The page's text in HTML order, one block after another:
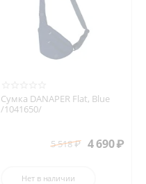
Сумка DANAPER Flat, Blue
/1041650/
5 518₽ 4 690₽
Нет в наличии